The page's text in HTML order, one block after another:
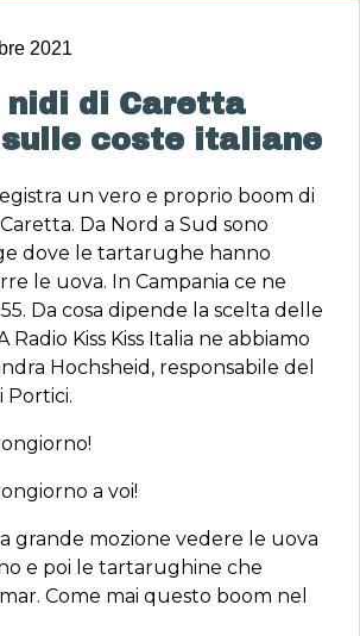
2021
nidi di Caretta
coste italiane
un vero e proprio boom di
Da Nord a Sud sono
dove le tartarughe hanno
le uova. In Campania ce ne
Da cosa dipende la scelta delle
Radio Kiss Kiss Italia ne abbiamo
Hochsheid, responsabile del
Portici.
a voi!
grande mozione vedere le uova
e poi le tartarughine che
Come mai questo boom nel